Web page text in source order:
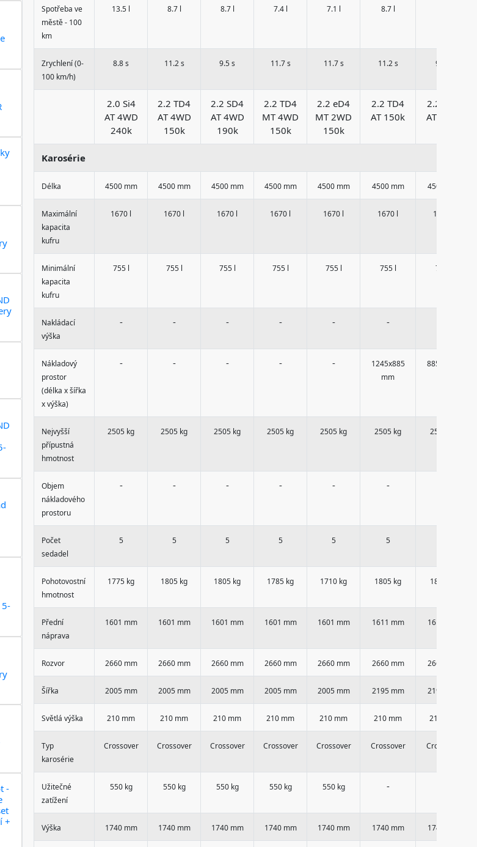
5-
-
+
Spotřeba ve
městě - 100
km
13.5 l 8.7 l 8.7 l 7.4 l 7.1 l 8.7 l
Zrychlení (0-
100 km/h)
8.8 s 11.2 s 9.5 s 11.7 s 11.7 s 11.2 s 9.5 s
2.0 Si4
AT 4WD
240k
2.2 TD4
AT 4WD
150k
2.2 SD4
AT 4WD
190k
2.2 TD4
MT 4WD
150k
2.2 eD4
MT 2WD
150k
2.2 TD4
AT 150k
2.2 SD4
AT 190k
Karosérie
Délka 4500 mm 4500 mm 4500 mm 4500 mm 4500 mm 4500 mm 4500 mm
Maximální
kapacita
kufru
1670 l 1670 l 1670 l 1670 l 1670 l 1670 l 1670 l
Minimální
kapacita
kufru
755 l 755 l 755 l 755 l 755 l 755 l 755 l
Nakládací
výška
- - - - - -
Nákladový
prostor
(délka x šířka
x výška)
- - - - -
1245x885
mm
885x1245
Nejvyšší
přípustná
hmotnost
2505 kg 2505 kg 2505 kg 2505 kg 2505 kg 2505 kg 2505 kg
Objem
nákladového
prostoru
- - - - - -
Počet
sedadel
5 5 5 5 5 5
Pohotovostní
hmotnost
1775 kg 1805 kg 1805 kg 1785 kg 1710 kg 1805 kg 1805 kg
Přední
náprava
1601 mm 1601 mm 1601 mm 1601 mm 1601 mm 1611 mm 1611 mm
Rozvor 2660 mm 2660 mm 2660 mm 2660 mm 2660 mm 2660 mm 2660 mm
Šířka 2005 mm 2005 mm 2005 mm 2005 mm 2005 mm 2195 mm 2195 mm
Světlá výška 210 mm 210 mm 210 mm 210 mm 210 mm 210 mm 210 mm
Typ
karosérie
Crossover Crossover Crossover Crossover Crossover Crossover Crossover
Užitečné
zatížení
550 kg 550 kg 550 kg 550 kg 550 kg -
Výška 1740 mm 1740 mm 1740 mm 1740 mm 1740 mm 1740 mm 1740 mm